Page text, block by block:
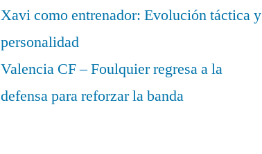
Xavi como entrenador: Evolución táctica y
personalidad
Valencia CF – Foulquier regresa a la
defensa para reforzar la banda